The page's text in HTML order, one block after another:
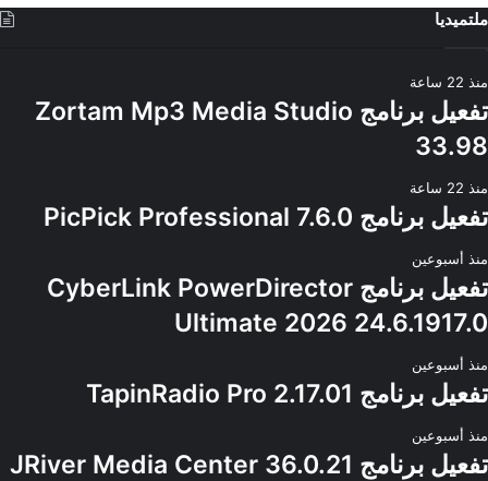
ملتميديا
منذ 22 ساعة
تفعيل برنامج Zortam Mp3 Media Studio
33.98
منذ 22 ساعة
تفعيل برنامج PicPick Professional 7.6.0
منذ أسبوعين
تفعيل برنامج CyberLink PowerDirector
Ultimate 2026 24.6.1917.0
منذ أسبوعين
تفعيل برنامج TapinRadio Pro 2.17.01
منذ أسبوعين
تفعيل برنامج JRiver Media Center 36.0.21